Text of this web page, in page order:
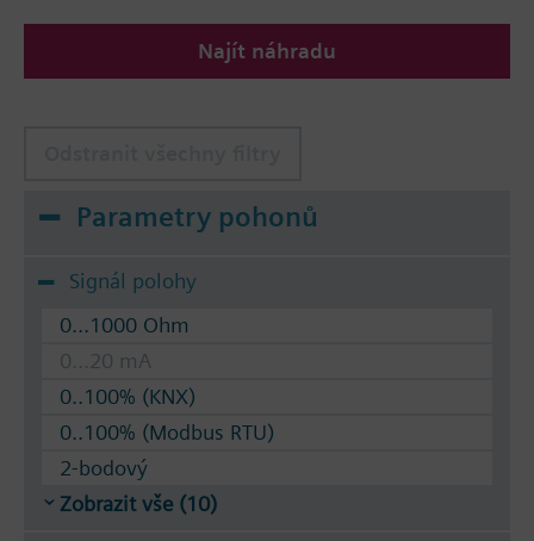
Najít náhradu
Parametry pohonů
Signál polohy
0...1000 Ohm
0...20 mA
0..100% (KNX)
0..100% (Modbus RTU)
2-bodový
Zobrazit vše (10)